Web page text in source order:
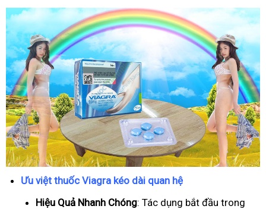
Ưu việt thuốc Viagra kéo dài quan hệ
Hiệu Quả Nhanh Chóng: Tác dụng bắt đầu trong